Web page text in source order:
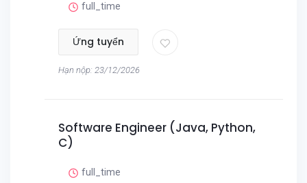
full_time
Ứng tuyển
Hạn nộp: 23/12/2026
Software Engineer (Java, Python,
C)
full_time